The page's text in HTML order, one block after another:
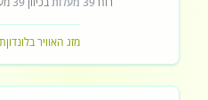
מזג האוויר בלונדון